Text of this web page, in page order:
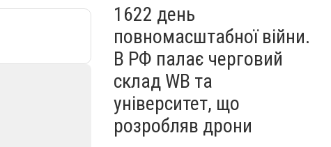
1622 день
повномасштабної війни.
В РФ палає черговий
склад WB та
університет, що
розробляв дрони